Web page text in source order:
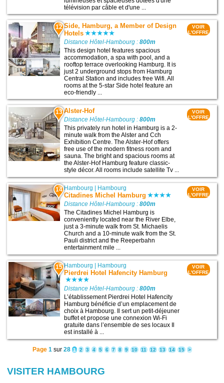
télévision par câble et d'une ...
12 Side, Hamburg, a Member of Design
Hotels
Distance Hôtel-Hambourg :800m
This design hotel features spacious
accommodation, a spa with pool, and a
rooftop terrace overlooking Hamburg. It is
just 2 underground stops from Hamburg
Central Station and includes free Wifi. All
rooms at the 5-star Side hotel feature an
eco-friendly ...
VOIR
L'OFFRE
13 Alster-Hof
Distance Hôtel-Hambourg :800m
This privately run hotel in Hamburg is a 2-
minute walk from the Alster and Cch
Exhibition Centre. The Alster-Hof offers
free use of the modern fitness room and
sauna. The bright and spacious rooms at
the Alster-Hof Hamburg feature classic-
style décor. All rooms include satellite Tv ...
VOIR
L'OFFRE
14 Hambourg Hambourg
Citadines Michel Hamburg
Distance Hôtel-Hambourg :800m
The Citadines Michel Hamburg is
conveniently located near the River Elbe,
just a 3-minute walk from St. Michaelis
Church and a 10-minute walk from the St.
Pauli district and the Reeperbahn
entertainment mile ...
VOIR
L'OFFRE
15 Hambourg Hambourg
Pierdrei Hotel Hafencity Hamburg
Distance Hôtel-Hambourg :800m
L’établissement Pierdrei Hotel Hafencity
Hamburg bénéficie d’un emplacement de
choix à Hambourg. Il sert un petit-déjeuner
buffet et propose une connexion Wi-Fi
gratuite dans l’ensemble de ses locaux Il
est installé à ...
VOIR
L'OFFRE
Page 1sur 28 1 2 3 4 5 6 7 8 9 10 11 12 13 14 15 >
VISITER HAMBOURG